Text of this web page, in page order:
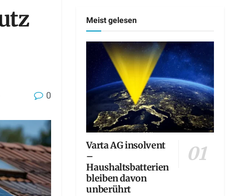
0
Meist gelesen
Varta AG insolvent
–
Haushaltsbatterien
bleiben davon
unberührt